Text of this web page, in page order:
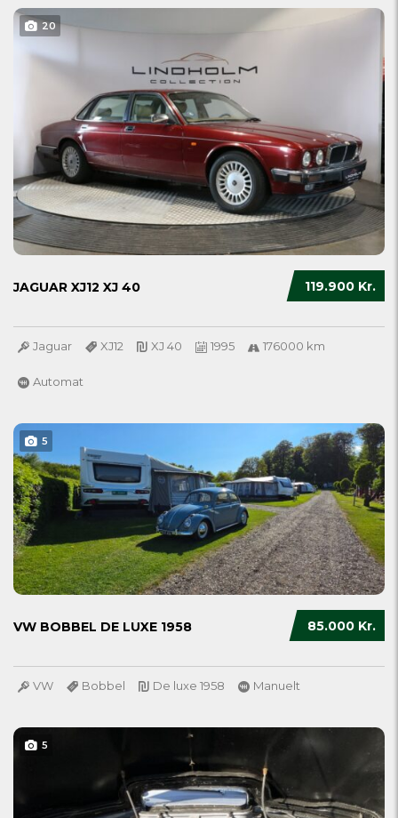
20
119.900 Kr.
JAGUAR XJ12 XJ 40
Jaguar XJ12 XJ 40 1995 176000 km
Automat
5
85.000 Kr.
VW BOBBEL DE LUXE 1958
VW Bobbel De luxe 1958 Manuelt
5